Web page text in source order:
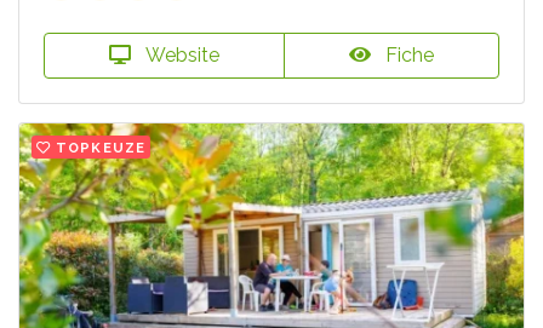
Website Fiche
TOPKEUZE